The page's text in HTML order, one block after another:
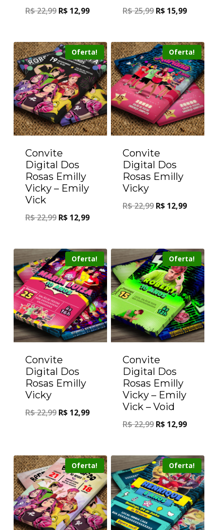
R$22,99 R$ 12,99 R$25,99 R$ 15,99
Oferta!
Convite
Digital Dos
Rosas Emilly
Vicky – Emily
Vick
R$22,99 R$ 12,99
Oferta!
Convite
Digital Dos
Rosas Emilly
Vicky
R$22,99 R$ 12,99
Oferta!
Convite
Digital Dos
Rosas Emilly
Vicky
R$22,99 R$ 12,99
Oferta!
Convite
Digital Dos
Rosas Emilly
Vicky – Emily
Vick – Void
R$22,99 R$ 12,99
Oferta! Oferta!